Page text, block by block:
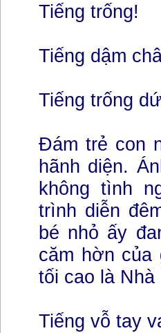
Tiếng trống!
Tiếng dậm
Tiếng trống
Đám trẻ con
hãnh diện.
không tình
trình diễn
bé nhỏ ấy
căm hờn của
tối cao là
Tiếng vỗ tay